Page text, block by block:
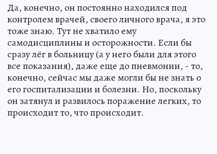
Да, конечно, он постоянно находился под
контролем врачей, своего личного врача, я это
тоже знаю. Тут не хватило ему
самодисциплины и осторожности. Если бы
сразу лёг в больницу (а у него были для этого
все показания), даже еще до пневмонии, - то,
конечно, сейчас мы даже могли бы не знать о
его госпитализации и болезни. Но, поскольку
он затянул и развилось поражение легких, то
происходит то, что происходит.